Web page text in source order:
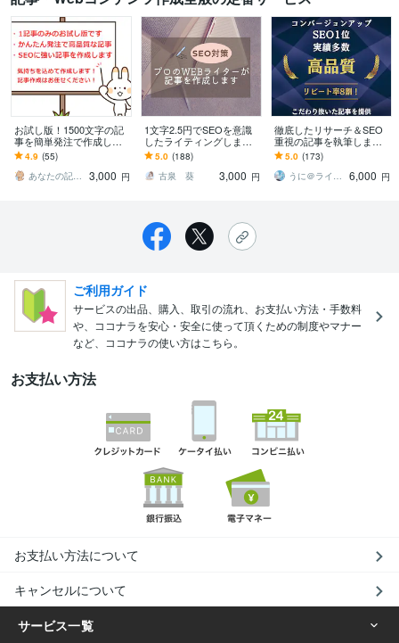
お試し版！1500文字の記
事を簡単発注で作成しま
す 法人様にも好評！SEO
に強い記事のお試し版！3
000文字も可
4.9 (55)
あなたの記事屋さん
3,000 円
1文字2.5円でSEOを意識
したライティングします
プロのWEBライターがSE
O対策済みの記事を作成し
ます
5.0 (188)
古泉 葵
3,000 円
徹底したリサーチ＆SEO
重視の記事を執筆します
【実績172件】1文字2円｜
構成・ワードプレス入稿
まで完結
5.0 (173)
うに＠ライター
6,000 円
ご利用ガイド
サービスの出品、購入、取引の流れ、お支払い方法・手数料
や、ココナラを安心・安全に使って頂くための制度やマナー
など、ココナラの使い方はこちら。
お支払い方法
お支払い方法について
キャンセルについて